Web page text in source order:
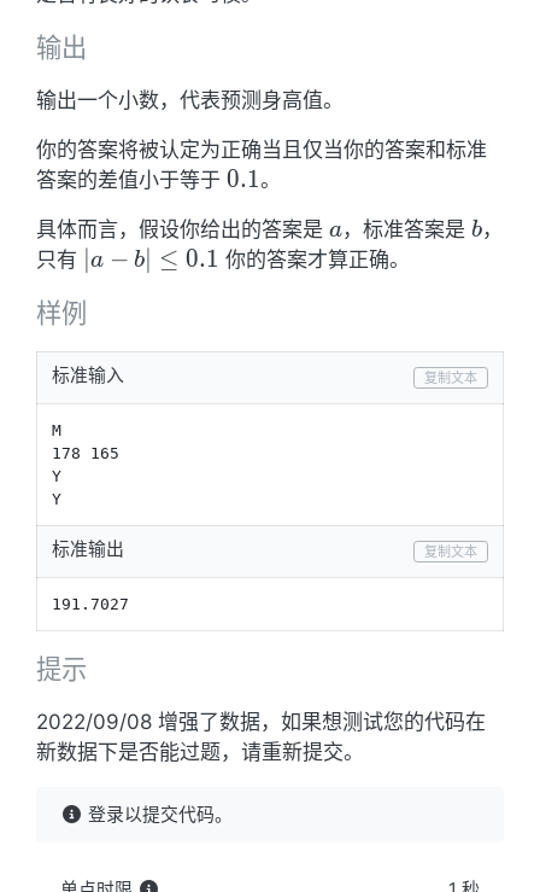
输出
输出一个小数，代表预测身高值。
你的答案将被认定为正确当且仅当你的答案和标准
答案的差值小于等于 0.1
0.1。
具体而言，假设你给出的答案是 a
a，标准答案是 b
b，
只有 |a-
\leq
0.1
∣a − b∣ ≤ 0.1 你的答案才算正确。
样例
标准输入 复制文本
M
178 165
Y
Y
标准输出 复制文本
191.7027
提示
2022/09/08 增强了数据，如果想测试您的代码在
新数据下是否能过题，请重新提交。
登录以提交代码。